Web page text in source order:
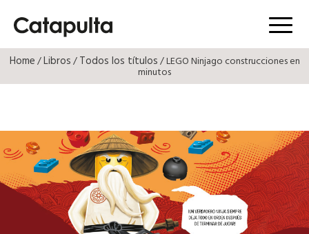
Menú
Home/Libros/Todos los títulos/ LEGO Ninjago construcciones en
minutos